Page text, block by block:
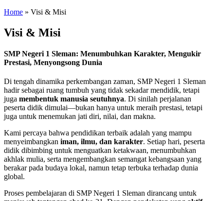
Home » Visi & Misi
Visi & Misi
SMP Negeri 1 Sleman: Menumbuhkan Karakter, Mengukir
Prestasi, Menyongsong Dunia
Di tengah dinamika perkembangan zaman, SMP Negeri 1 Sleman
hadir sebagai ruang tumbuh yang tidak sekadar mendidik, tetapi
juga membentuk manusia seutuhnya. Di sinilah perjalanan
peserta didik dimulai—bukan hanya untuk meraih prestasi, tetapi
juga untuk menemukan jati diri, nilai, dan makna.
Kami percaya bahwa pendidikan terbaik adalah yang mampu
menyeimbangkan iman, ilmu, dan karakter. Setiap hari, peserta
didik dibimbing untuk menguatkan ketakwaan, menumbuhkan
akhlak mulia, serta mengembangkan semangat kebangsaan yang
berakar pada budaya lokal, namun tetap terbuka terhadap dunia
global.
Proses pembelajaran di SMP Negeri 1 Sleman dirancang untuk